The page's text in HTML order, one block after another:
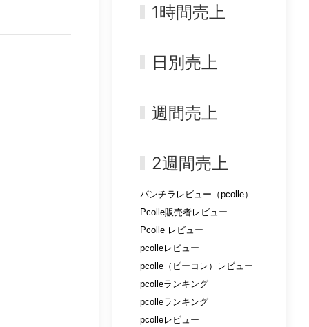
1時間売上
日別売上
週間売上
2週間売上
パンチラレビュー（pcolle）
Pcolle販売者レビュー
Pcolle レビュー
pcolleレビュー
pcolle（ピーコレ）レビュー
pcolleランキング
pcolleランキング
pcolleレビュー